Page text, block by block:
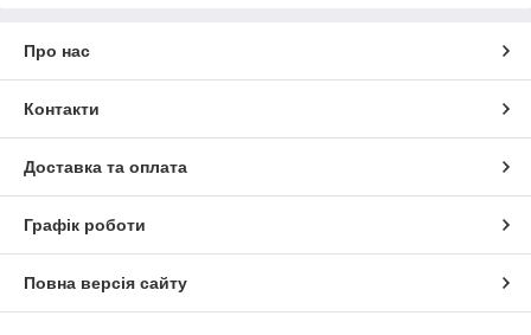
Про нас
Контакти
Доставка та оплата
Графік роботи
Повна версія сайту